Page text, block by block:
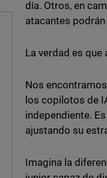
día. Otros, en
atacantes
La verdad es
Nos
los copilotos de
independiente.
ajustando su
Imagina la